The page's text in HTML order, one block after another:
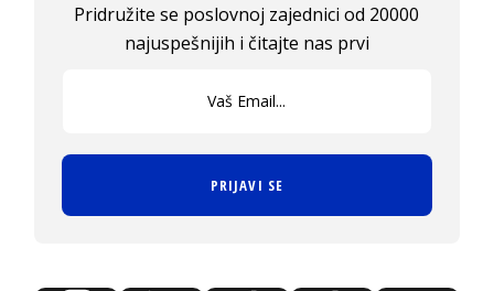
Pridružite se poslovnoj zajednici od 20000
najuspešnijih i čitajte nas prvi
PRIJAVI SE